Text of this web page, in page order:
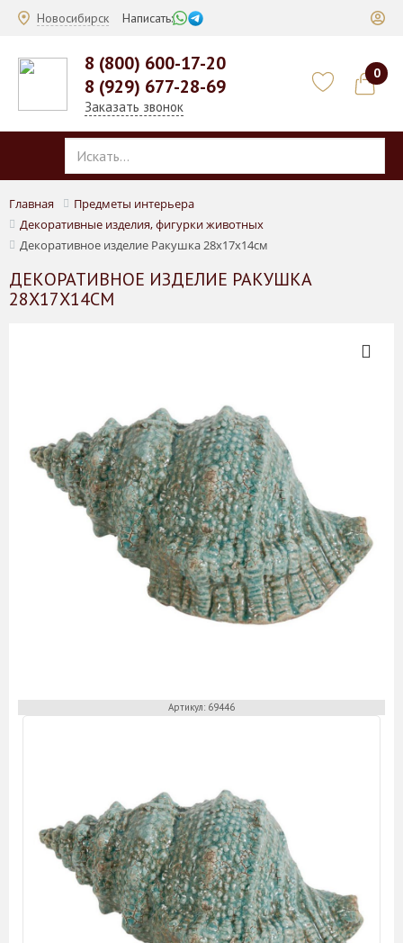
Новосибирск Написать:
8 (800) 600-17-20
8 (929) 677-28-69
Заказать звонок
0
Главная
Предметы интерьера
Декоративные изделия, фигурки животных
Декоративное изделие Ракушка 28х17х14см
ДЕКОРАТИВНОЕ ИЗДЕЛИЕ РАКУШКА
28Х17Х14СМ
Артикул: 69446